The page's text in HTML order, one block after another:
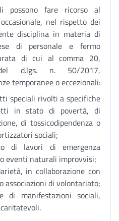
possono fare ricorso al
nel rispetto dei
disciplina in materia di
di personale e fermo
di cui al comma 20,
d.lgs. n. 50/2017,
temporanee o eccezionali:
speciali rivolti a specifiche
in stato di povertà, di
di tossicodipendenza o
sociali;
di lavori di emergenza
eventi naturali improvvisi;
in collaborazione con
associazioni di volontariato;
di manifestazioni sociali,